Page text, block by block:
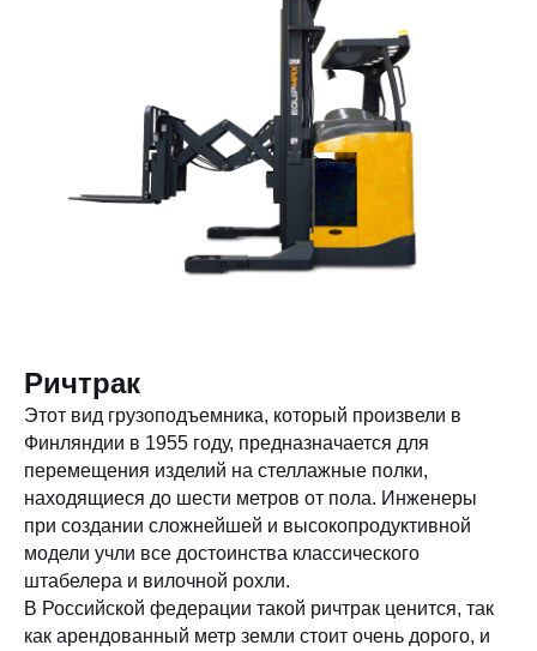
Ричтрак
Этот вид грузоподъемника, который произвели в
Финляндии в 1955 году, предназначается для
перемещения изделий на стеллажные полки,
находящиеся до шести метров от пола. Инженеры
при создании сложнейшей и высокопродуктивной
модели учли все достоинства классического
штабелера и вилочной рохли.
В Российской федерации такой ричтрак ценится, так
как арендованный метр земли стоит очень дорого, и